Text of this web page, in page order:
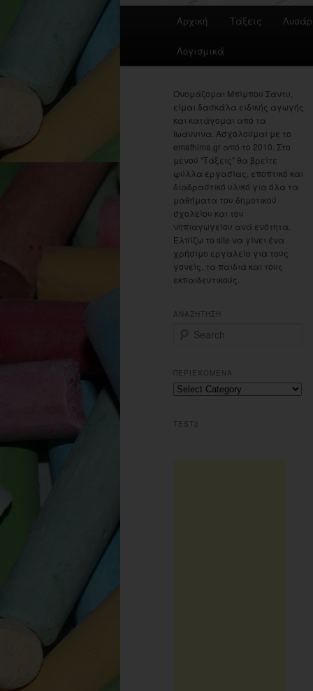
Αρχική Τάξεις
Λογισμικά
Ονομάζομαι Μπίμπου Σάντυ,
είμαι δασκάλα ειδικής αγωγής
και κατάγομαι από τα
Ιωάννινα. Ασχολούμαι με το
emathima.gr από το 2010. Στο
μενού "Τάξεις" θα βρείτε
φύλλα εργασίας, εποπτικό και
διαδραστικό υλικό για όλα τα
μαθήματα του δημοτικού
σχολείου και του
νηπιαγωγείου ανά ενότητα.
Ελπίζω το site να γίνει ένα
χρήσιμο εργαλείο για τους
γονείς, τα παιδιά και τους
εκπαιδευτικούς.
ΑΝΑΖΗΤΗΣΗ
r
c
h
ΠΕΡΙΕΧΟΜΕΝΑ
Περιεχομενα
TEST2